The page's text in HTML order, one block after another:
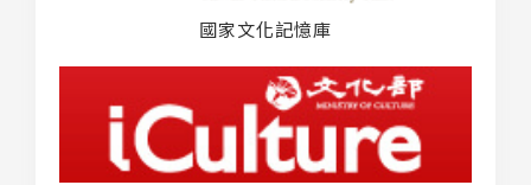
國家文化記憶庫